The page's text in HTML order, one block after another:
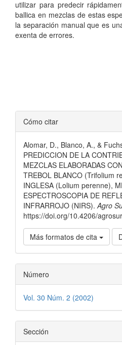
utilizar para predecir
ballica en mezclas de estas
la separación manual que es
exenta de errores.
Detalles
del
artículo
Cómo citar
Alomar, D., Blanco, A., &
PREDICCION DE LA
MEZCLAS ELABORADAS
TREBOL BLANCO (Trifolium
INGLESA (Lolium perenne),
ESPECTROSCOPIA DE
INFRARROJO (NIRS). Agro
https://doi.org/10.4206/
Más formatos de cita
Número
Vol. 30 Núm. 2 (2002)
Sección